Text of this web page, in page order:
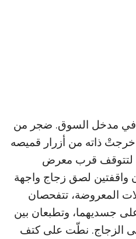
في مدخل السوق. ضجر من
خرجتْ ذاته من أزرار قميصه
لتتوقف قرب معرض
واقفتين لصق زجاج واجهة
المعروضة، تتفحصان
على جسديهما، وتطبعان بين
الزجاج. نطّت على كتف